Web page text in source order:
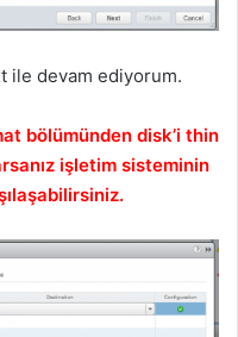
ile devam ediyorum.
bölümünden disk’i thin
işletim sisteminin